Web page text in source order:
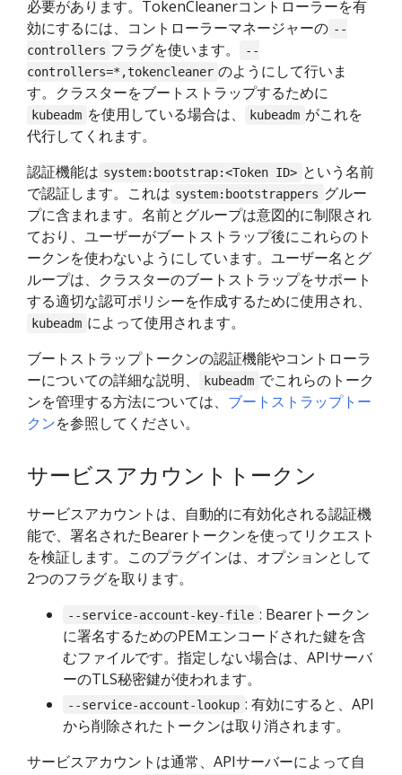
必要があります。TokenCleanerコントローラーを有
効にするには、コントローラーマネージャーの --
controllers フラグを使います。
--
controllers=*,tokencleaner のようにして行いま
す。クラスターをブートストラップするために
kubeadm を使用している場合は、 kubeadm がこれを
代行してくれます。
認証機能は system:bootstrap:<Token ID> という名前
で認証します。これは system:bootstrappers グルー
プに含まれます。名前とグループは意図的に制限され
ており、ユーザーがブートストラップ後にこれらのト
ークンを使わないようにしています。ユーザー名とグ
ループは、クラスターのブートストラップをサポート
する適切な認可ポリシーを作成するために使用され、
kubeadm によって使用されます。
ブートストラップトークンの認証機能やコントローラ
ーについての詳細な説明、
kubeadm でこれらのトーク
ンを管理する方法については、 ブートストラップトー
クンを参照してください。
サービスアカウントトークン
サービスアカウントは、自動的に有効化される認証機
能で、署名されたBearerトークンを使ってリクエスト
を検証します。このプラグインは、オプションとして
2つのフラグを取ります。
--service-account-key-file : Bearerトークン
に署名するためのPEMエンコードされた鍵を含
むファイルです。指定しない場合は、APIサーバ
ーのTLS秘密鍵が使われます。
--service-account-lookup : 有効にすると、API
から削除されたトークンは取り消されます。
サービスアカウントは通常、APIサーバーによって自